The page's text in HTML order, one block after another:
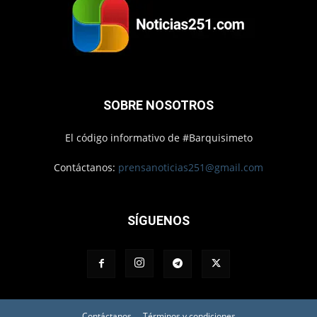
SOBRE NOSOTROS
El código informativo de #Barquisimeto
Contáctanos: prensanoticias251@gmail.com
SÍGUENOS